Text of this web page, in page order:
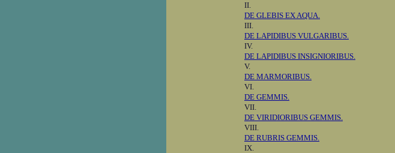
II.
DE GLEBIS EX AQUA.
III.
DE LAPIDIBUS VULGARIBUS.
IV.
DE LAPIDIBUS INSIGNIORIBUS.
V.
DE MARMORIBUS.
VI.
DE GEMMIS.
VII.
DE VIRIDIORIBUS GEMMIS.
VIII.
DE RUBRIS GEMMIS.
IX.